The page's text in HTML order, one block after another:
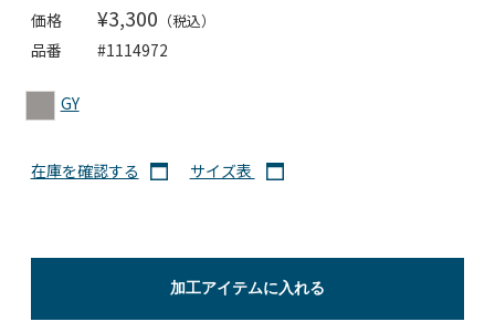
価格 ¥3,300 （税込）
品番 #1114972
GY
在庫を確認する サイズ表
加工アイテムに入れる